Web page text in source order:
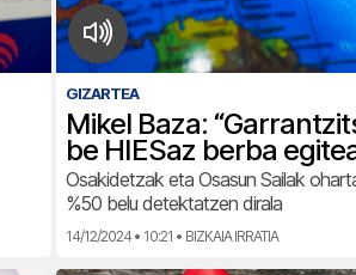
GIZARTEA
Mikel Baza:
be HIESaz berba
Osakidetzak eta Osasun Sailak
%50 belu detektatzen dirala
14/12/2024 • 10:21 • BIZKAIA IRRATIA